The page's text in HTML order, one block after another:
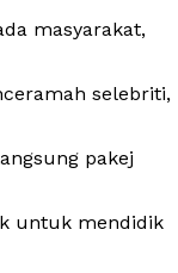
masyarakat,
selebriti,
pakej
untuk mendidik